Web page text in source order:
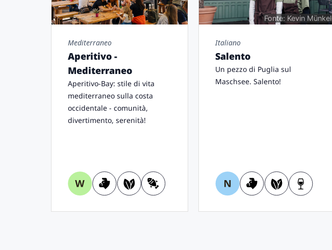
Mediterraneo
Aperitivo -
Mediterraneo
Aperitivo-Bay: stile di vita
mediterraneo sulla costa
occidentale - comunità,
divertimento, serenità!
Fonte: Kevin Münkel
Italiano
Salento
Un pezzo di Puglia sul
Maschsee. Salento!